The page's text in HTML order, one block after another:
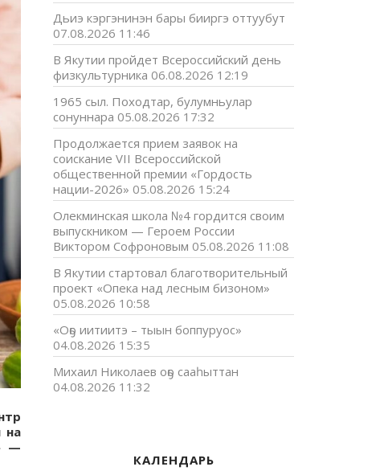
на
—
Дьиэ кэргэнинэн бары бииргэ оттуубут
07.08.2026 11:46
В Якутии пройдет Всероссийский день
физкультурника 06.08.2026 12:19
1965 сыл. Походтар, булумньулар
сонуннара 05.08.2026 17:32
Продолжается прием заявок на
соискание VII Всероссийской
общественной премии «Гордость
нации-2026» 05.08.2026 15:24
Олекминская школа №4 гордится своим
выпускником — Героем России
Виктором Софроновым 05.08.2026 11:08
В Якутии стартовал благотворительный
проект «Опека над лесным бизоном»
05.08.2026 10:58
«Оҕо иитиитэ – тыын боппуруос»
04.08.2026 15:35
Михаил Николаев оҕо сааһыттан
04.08.2026 11:32
КАЛЕНДАРЬ